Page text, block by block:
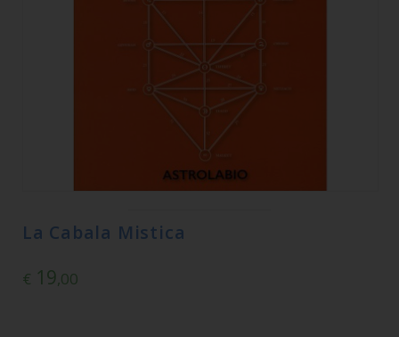
La Cabala Mistica
€ 19,00